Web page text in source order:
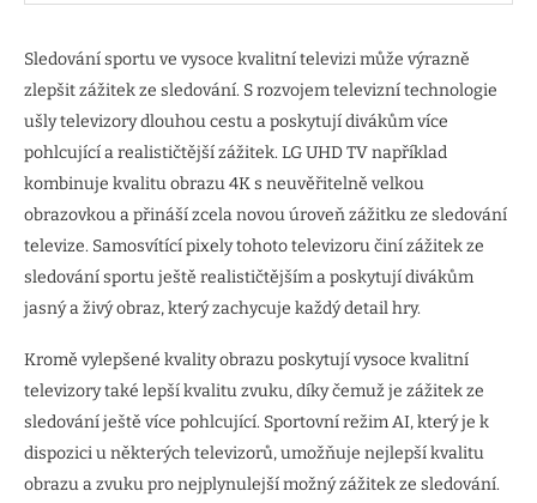
Sledování sportu ve vysoce kvalitní televizi může výrazně
zlepšit zážitek ze sledování. S rozvojem televizní technologie
ušly televizory dlouhou cestu a poskytují divákům více
pohlcující a realističtější zážitek. LG UHD TV například
kombinuje kvalitu obrazu 4K s neuvěřitelně velkou
obrazovkou a přináší zcela novou úroveň zážitku ze sledování
televize. Samosvítící pixely tohoto televizoru činí zážitek ze
sledování sportu ještě realističtějším a poskytují divákům
jasný a živý obraz, který zachycuje každý detail hry.
Kromě vylepšené kvality obrazu poskytují vysoce kvalitní
televizory také lepší kvalitu zvuku, díky čemuž je zážitek ze
sledování ještě více pohlcující. Sportovní režim AI, který je k
dispozici u některých televizorů, umožňuje nejlepší kvalitu
obrazu a zvuku pro nejplynulejší možný zážitek ze sledování.